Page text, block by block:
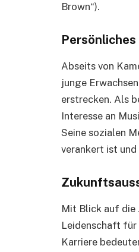
Brown“).
Abseits von
junge
erstrecken. Als
Interesse an
Seine sozialen
verankert ist
Mit Blick auf die
Leidenschaft für
Karriere